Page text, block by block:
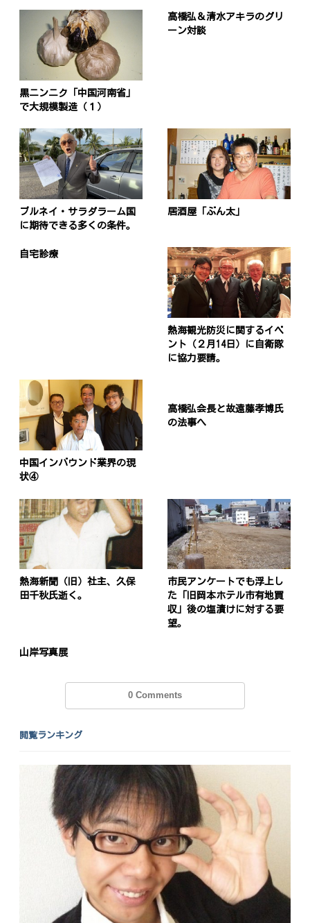
黒ニンニク「中国河南省」
で大規模製造（１）
高橋弘＆清水アキラのグリ
ーン対談
ブルネイ・サラダラーム国
に期待できる多くの条件。
居酒屋「ぶん太」
自宅診療
熱海観光防災に関するイベ
ント（２月14日）に自衛隊
に協力要請。
中国インバウンド業界の現
状④
高橋弘会長と故遠藤孝博氏
の法事へ
熱海新聞（旧）社主、久保
田千秋氏逝く。
市民アンケートでも浮上し
た「旧岡本ホテル市有地買
収」後の塩漬けに対する要
望。
山岸写真展
0 Comments
閲覧ランキング